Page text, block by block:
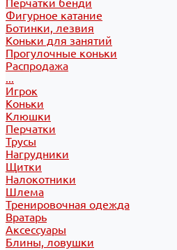
Перчатки бенди
Фигурное катание
Ботинки, лезвия
Коньки для занятий
Прогулочные коньки
Распродажа
...
Игрок
Коньки
Клюшки
Перчатки
Трусы
Нагрудники
Щитки
Налокотники
Шлема
Тренировочная одежда
Вратарь
Аксессуары
Блины, ловушки